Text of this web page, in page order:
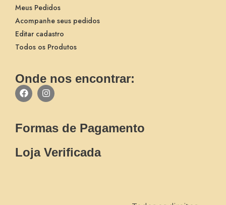
Meus Pedidos
Acompanhe seus pedidos
Editar cadastro
Todos os Produtos
Onde nos encontrar:
Formas de Pagamento
Loja Verificada